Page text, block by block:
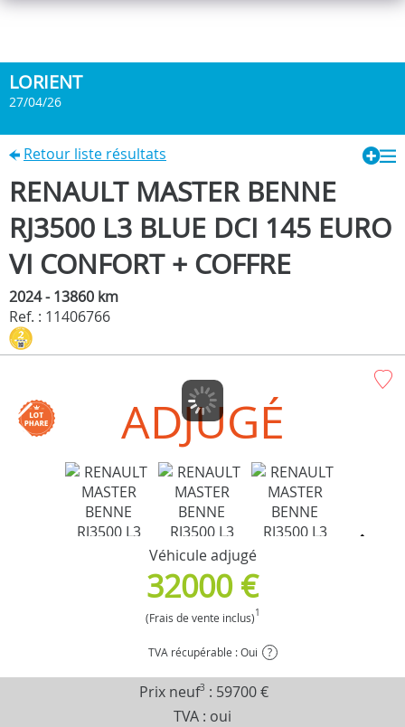
LORIENT
27/04/26
Retour liste résultats
RENAULT MASTER BENNE
RJ3500 L3 BLUE DCI 145 EURO
VI CONFORT + COFFRE
2024 - 13860 km
Ref. : 11406766
ADJUGÉ
Véhicule adjugé
32000 €
(Frais de vente inclus)1
TVA récupérable : Oui ?
Prix neuf3 : 59700 €
TVA : oui